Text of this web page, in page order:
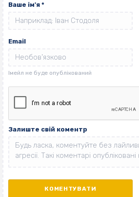
Ваше ім'я *
Email
Залиште свій коментр